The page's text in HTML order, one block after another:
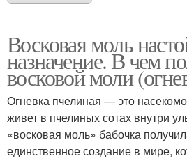
Восковая моль
назначение. В чем
восковой моли
Огневка пчелиная — это
живет в пчелиных сотах внутри
«восковая моль» бабочка
единственное создание в мире,